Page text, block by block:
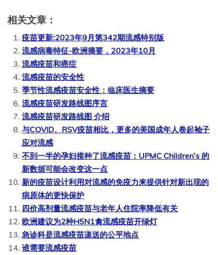
相关文章：
疫苗更新:2023年9月第342期流感特别版
流感病毒特征-欧洲摘要，2023年10月
流感疫苗和癌症
流感疫苗的安全性
季节性流感疫苗安全性：临床医生摘要
流感疫苗研发路线图序言
流感疫苗研发路线图 介绍
与COVID、RSV疫苗相比，更多的美国成年人卷起袖子
应对流感
不到一半的孕妇接种了流感疫苗：UPMC Children’s 的
新数据可能会改变这一点
新的疫苗设计利用对流感的免疫力来提供针对新出现的
病原体的更快保护
四价高剂量流感疫苗与老年人住院率降低有关
欧洲建议为2种H5N1禽流感疫苗开绿灯
急诊科是流感疫苗递送的公平地点
谁需要流感疫苗